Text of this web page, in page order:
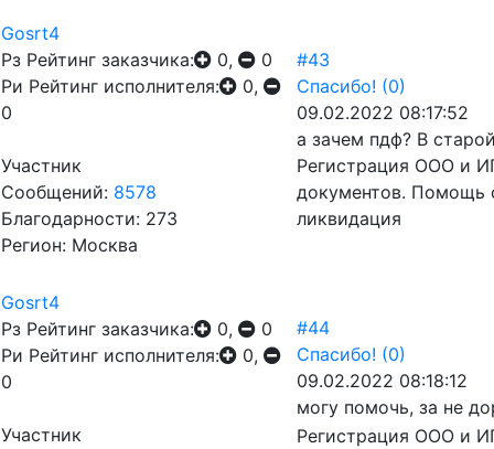
Gosrt4
Рз Рейтинг заказчика: 0,
0
Ри Рейтинг исполнителя:
0,
0
Участник
Сообщений: 8578
Благодарности: 273
Регион: Москва
#43
Спасибо! (0)
09.02.2022 08:17:52
а зачем пдф? В
Регистрация ООО и
документов. Помощь
ликвидация
Gosrt4
Рз Рейтинг заказчика: 0,
0
Ри Рейтинг исполнителя:
0,
0
Участник
#44
Спасибо! (0)
09.02.2022 08:18:12
могу помочь, за не
Регистрация ООО и